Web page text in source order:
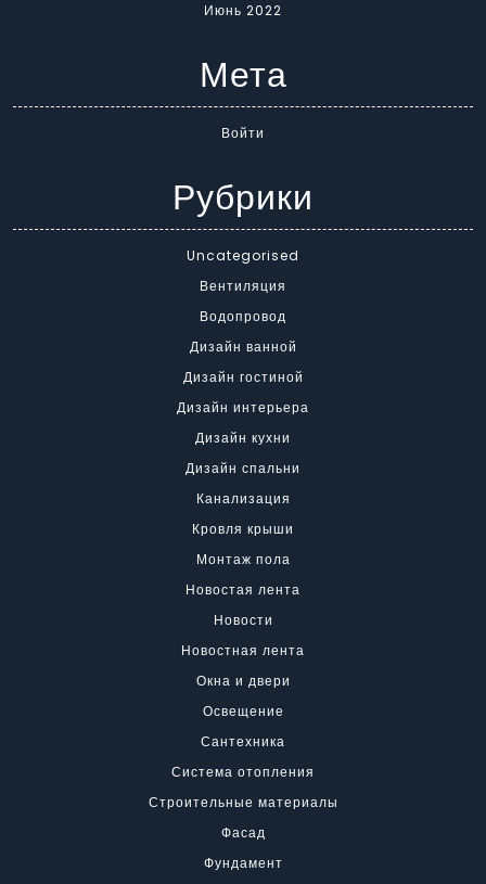
Июнь 2022
Мета
Войти
Рубрики
Uncategorised
Вентиляция
Водопровод
Дизайн ванной
Дизайн гостиной
Дизайн интерьера
Дизайн кухни
Дизайн спальни
Канализация
Кровля крыши
Монтаж пола
Новостая лента
Новости
Новостная лента
Окна и двери
Освещение
Сантехника
Система отопления
Строительные материалы
Фасад
Фундамент